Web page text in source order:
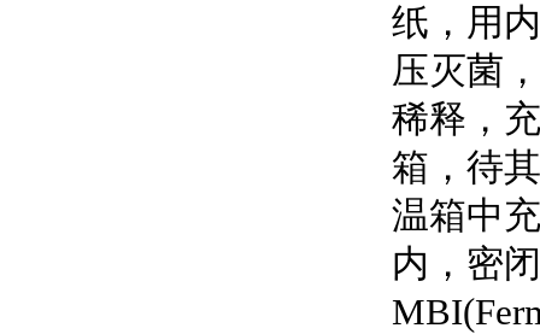
纸，用
压灭菌
稀释，
箱，待
温箱中
内，密